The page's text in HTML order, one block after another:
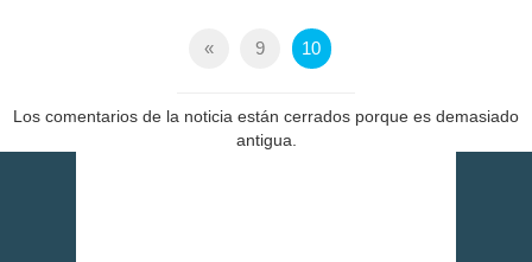
« 9 10
Los comentarios de la noticia están cerrados porque es demasiado
antigua.